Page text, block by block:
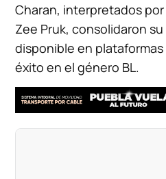
Charan, interpretados por
Zee Pruk, consolidaron
disponible en
éxito en el género BL.